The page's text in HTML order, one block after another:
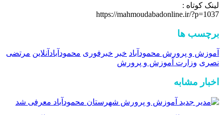
لینک کوتاه :
https://mahmoudabadonline.ir/?p=1037
برچسب ها
آموزش و پرورش محمودآباد خبر خبرفوری محمودآبادآنلاین مرتضی
نصری وزارت آموزش و پرورش
اخبار مشابه